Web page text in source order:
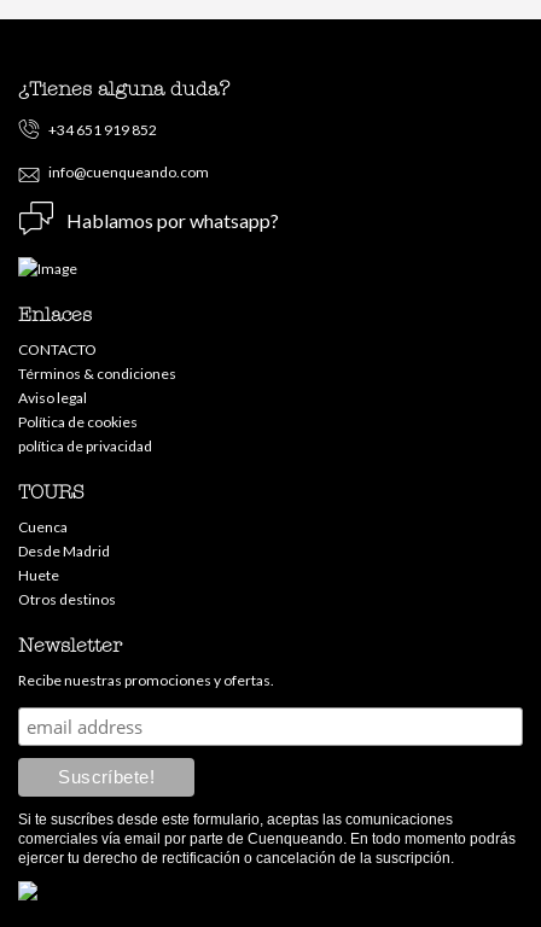
¿Tienes alguna duda?
+34 651 919 852
info@cuenqueando.com
Hablamos por whatsapp?
Enlaces
CONTACTO
Términos & condiciones
Aviso legal
Política de cookies
política de privacidad
TOURS
Cuenca
Desde Madrid
Huete
Otros destinos
Newsletter
Recibe nuestras promociones y ofertas.
Si te suscríbes desde este formulario, aceptas las comunicaciones
comerciales vía email por parte de Cuenqueando. En todo momento podrás
ejercer tu derecho de rectificación o cancelación de la suscripción.